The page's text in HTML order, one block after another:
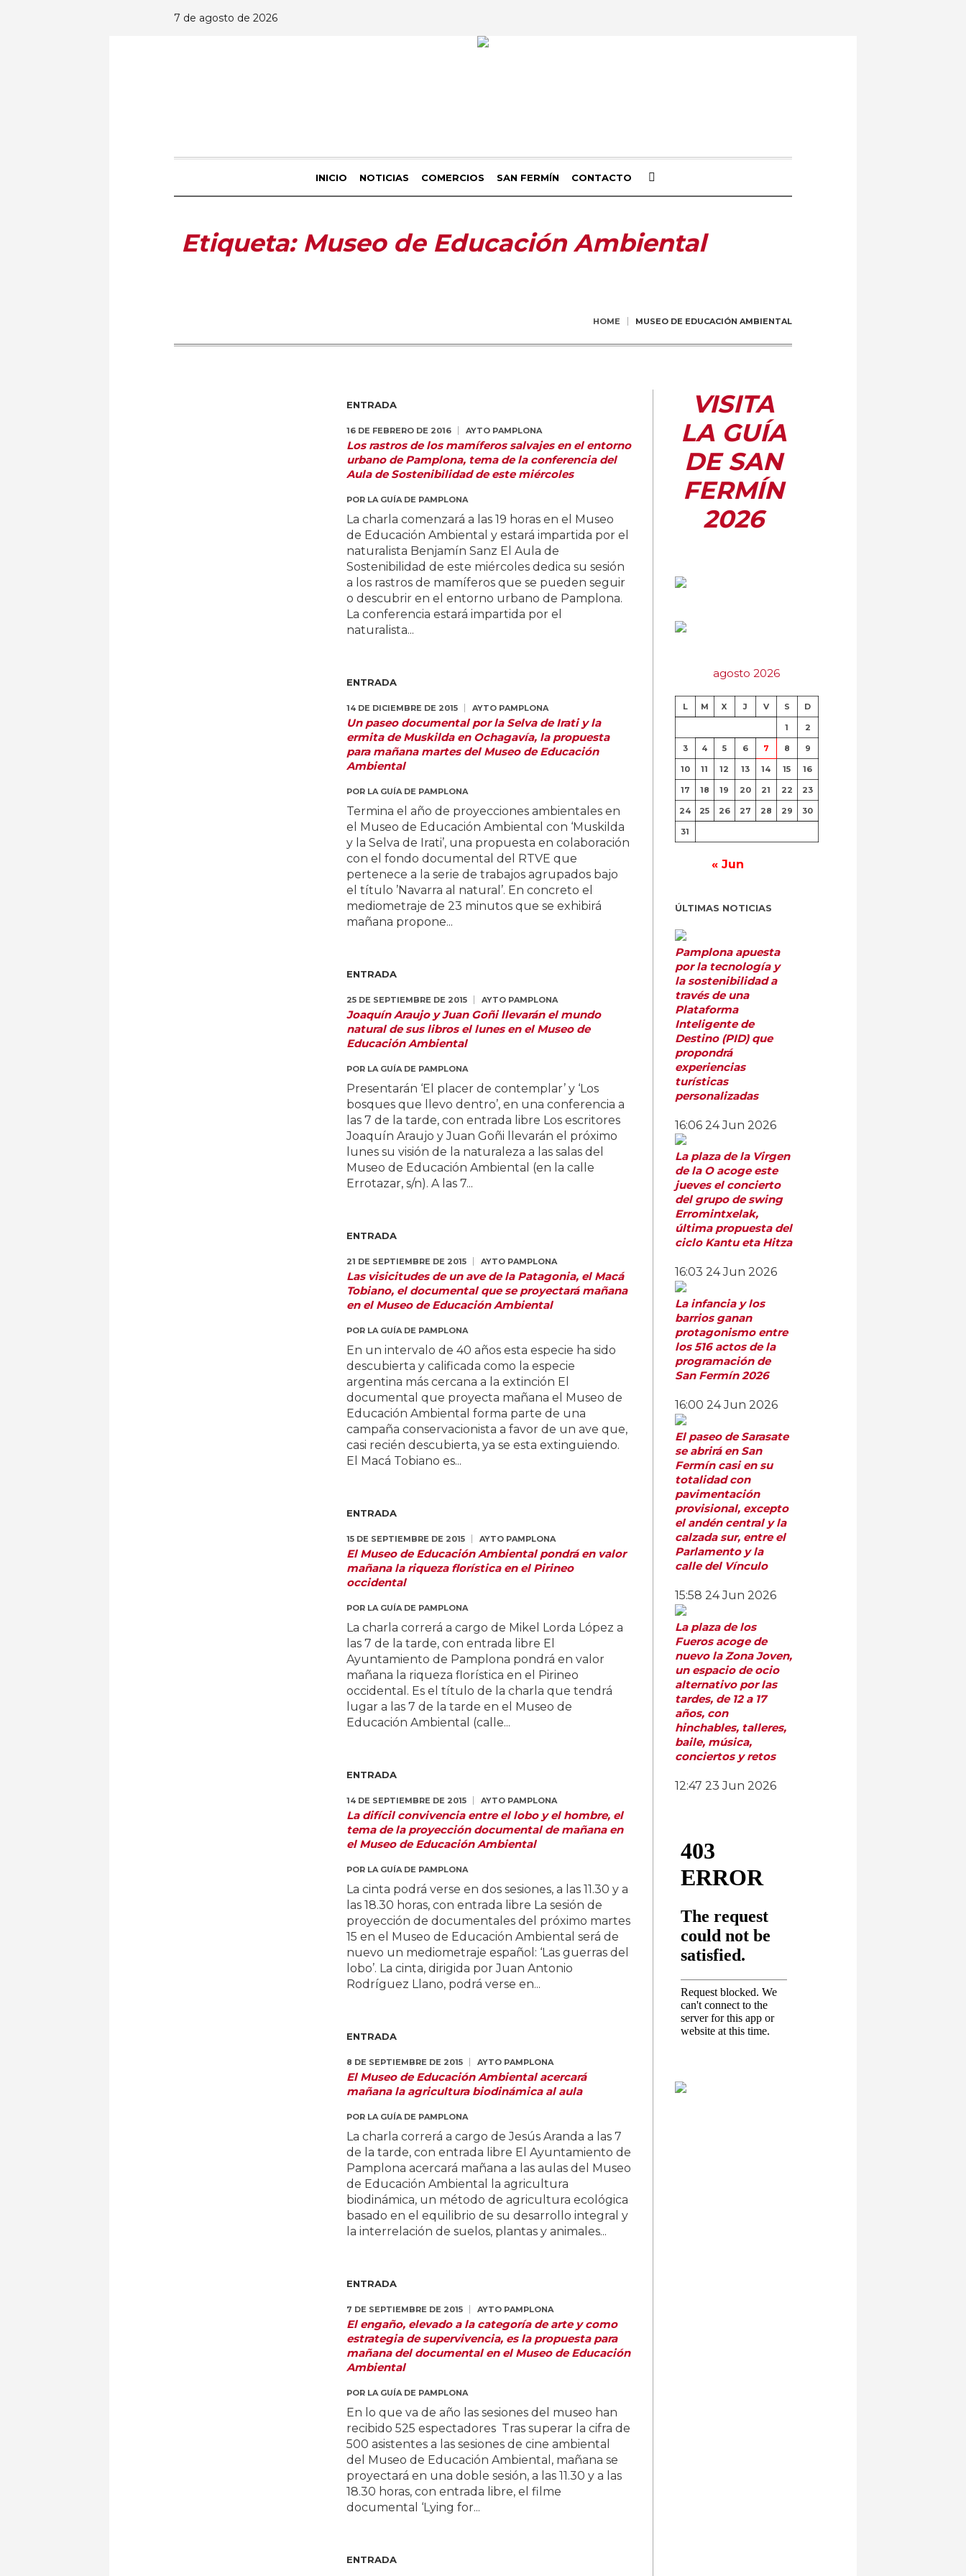
7 de agosto de 2026
INICIO NOTICIAS COMERCIOS SAN FERMÍN CONTACTO
Etiqueta: Museo de Educación Ambiental
HOME MUSEO DE EDUCACIÓN AMBIENTAL
ENTRADA
16 DE FEBRERO DE 2016 AYTO PAMPLONA
Los rastros de los mamíferos salvajes en el entorno
urbano de Pamplona, tema de la conferencia del
Aula de Sostenibilidad de este miércoles
POR LA GUÍA DE PAMPLONA
La charla comenzará a las 19 horas en el Museo
de Educación Ambiental y estará impartida por el
naturalista Benjamín Sanz El Aula de
Sostenibilidad de este miércoles dedica su sesión
a los rastros de mamíferos que se pueden seguir
o descubrir en el entorno urbano de Pamplona.
La conferencia estará impartida por el
naturalista...
ENTRADA
14 DE DICIEMBRE DE 2015 AYTO PAMPLONA
Un paseo documental por la Selva de Irati y la
ermita de Muskilda en Ochagavía, la propuesta
para mañana martes del Museo de Educación
Ambiental
POR LA GUÍA DE PAMPLONA
Termina el año de proyecciones ambientales en
el Museo de Educación Ambiental con ‘Muskilda
y la Selva de Irati’, una propuesta en colaboración
con el fondo documental del RTVE que
pertenece a la serie de trabajos agrupados bajo
el título ’Navarra al natural’. En concreto el
mediometraje de 23 minutos que se exhibirá
mañana propone...
ENTRADA
25 DE SEPTIEMBRE DE 2015 AYTO PAMPLONA
Joaquín Araujo y Juan Goñi llevarán el mundo
natural de sus libros el lunes en el Museo de
Educación Ambiental
POR LA GUÍA DE PAMPLONA
Presentarán ‘El placer de contemplar’ y ‘Los
bosques que llevo dentro’, en una conferencia a
las 7 de la tarde, con entrada libre Los escritores
Joaquín Araujo y Juan Goñi llevarán el próximo
lunes su visión de la naturaleza a las salas del
Museo de Educación Ambiental (en la calle
Errotazar, s/n). A las 7...
ENTRADA
21 DE SEPTIEMBRE DE 2015 AYTO PAMPLONA
Las visicitudes de un ave de la Patagonia, el Macá
Tobiano, el documental que se proyectará mañana
en el Museo de Educación Ambiental
POR LA GUÍA DE PAMPLONA
En un intervalo de 40 años esta especie ha sido
descubierta y calificada como la especie
argentina más cercana a la extinción El
documental que proyecta mañana el Museo de
Educación Ambiental forma parte de una
campaña conservacionista a favor de un ave que,
casi recién descubierta, ya se esta extinguiendo.
El Macá Tobiano es...
ENTRADA
15 DE SEPTIEMBRE DE 2015 AYTO PAMPLONA
El Museo de Educación Ambiental pondrá en valor
mañana la riqueza florística en el Pirineo
occidental
POR LA GUÍA DE PAMPLONA
La charla correrá a cargo de Mikel Lorda López a
las 7 de la tarde, con entrada libre El
Ayuntamiento de Pamplona pondrá en valor
mañana la riqueza florística en el Pirineo
occidental. Es el título de la charla que tendrá
lugar a las 7 de la tarde en el Museo de
Educación Ambiental (calle...
ENTRADA
14 DE SEPTIEMBRE DE 2015 AYTO PAMPLONA
La difícil convivencia entre el lobo y el hombre, el
tema de la proyección documental de mañana en
el Museo de Educación Ambiental
POR LA GUÍA DE PAMPLONA
La cinta podrá verse en dos sesiones, a las 11.30 y a
las 18.30 horas, con entrada libre La sesión de
proyección de documentales del próximo martes
15 en el Museo de Educación Ambiental será de
nuevo un mediometraje español: ‘Las guerras del
lobo’. La cinta, dirigida por Juan Antonio
Rodríguez Llano, podrá verse en...
ENTRADA
8 DE SEPTIEMBRE DE 2015 AYTO PAMPLONA
El Museo de Educación Ambiental acercará
mañana la agricultura biodinámica al aula
POR LA GUÍA DE PAMPLONA
La charla correrá a cargo de Jesús Aranda a las 7
de la tarde, con entrada libre El Ayuntamiento de
Pamplona acercará mañana a las aulas del Museo
de Educación Ambiental la agricultura
biodinámica, un método de agricultura ecológica
basado en el equilibrio de su desarrollo integral y
la interrelación de suelos, plantas y animales...
ENTRADA
7 DE SEPTIEMBRE DE 2015 AYTO PAMPLONA
El engaño, elevado a la categoría de arte y como
estrategia de supervivencia, es la propuesta para
mañana del documental en el Museo de Educación
Ambiental
POR LA GUÍA DE PAMPLONA
En lo que va de año las sesiones del museo han
recibido 525 espectadores Tras superar la cifra de
500 asistentes a las sesiones de cine ambiental
del Museo de Educación Ambiental, mañana se
proyectará en una doble sesión, a las 11.30 y a las
18.30 horas, con entrada libre, el filme
documental ‘Lying for...
ENTRADA
VISITA
LA GUÍA
DE SAN
FERMÍN
2026
agosto 2026
L M X J V S D
1 2
3 4 5 6 7 8 9
10 11 12 13 14 15 16
17 18 19 20 21 22 23
24 25 26 27 28 29 30
31
« Jun
ÚLTIMAS NOTICIAS
Pamplona apuesta
por la tecnología y
la sostenibilidad a
través de una
Plataforma
Inteligente de
Destino (PID) que
propondrá
experiencias
turísticas
personalizadas
16:06 24 Jun 2026
La plaza de la Virgen
de la O acoge este
jueves el concierto
del grupo de swing
Erromintxelak,
última propuesta del
ciclo Kantu eta Hitza
16:03 24 Jun 2026
La infancia y los
barrios ganan
protagonismo entre
los 516 actos de la
programación de
San Fermín 2026
16:00 24 Jun 2026
El paseo de Sarasate
se abrirá en San
Fermín casi en su
totalidad con
pavimentación
provisional, excepto
el andén central y la
calzada sur, entre el
Parlamento y la
calle del Vínculo
15:58 24 Jun 2026
La plaza de los
Fueros acoge de
nuevo la Zona Joven,
un espacio de ocio
alternativo por las
tardes, de 12 a 17
años, con
hinchables, talleres,
baile, música,
conciertos y retos
12:47 23 Jun 2026